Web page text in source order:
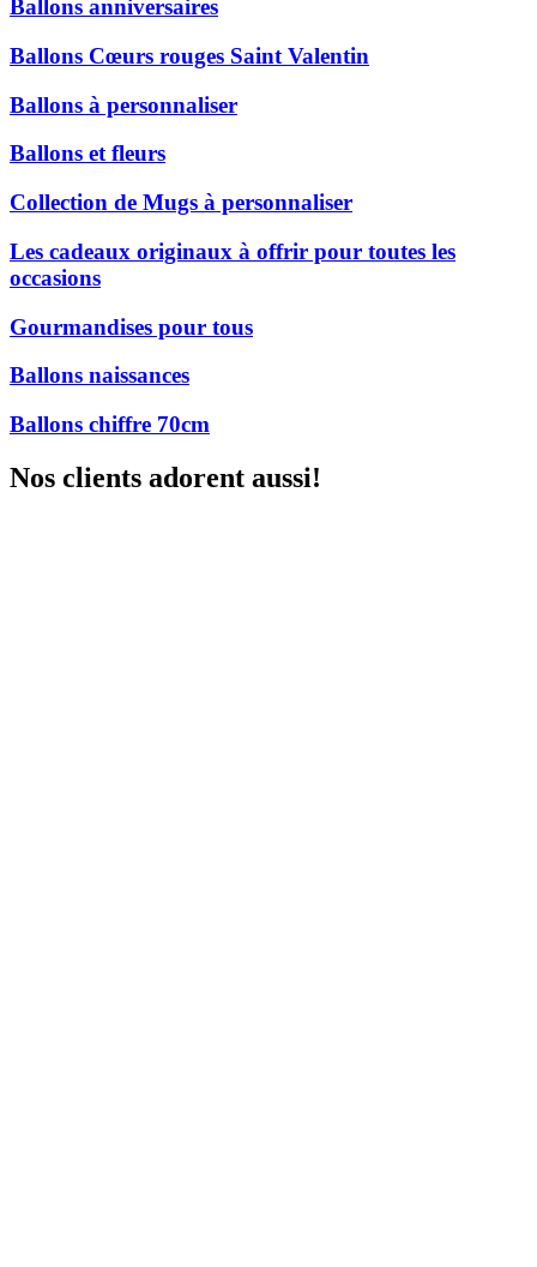
Ballons anniversaires
Ballons Cœurs rouges Saint Valentin
Ballons à personnaliser
Ballons et fleurs
Collection de Mugs à personnaliser
Les cadeaux originaux à offrir pour toutes les
occasions
Gourmandises pour tous
Ballons naissances
Ballons chiffre 70cm
Nos clients adorent aussi!